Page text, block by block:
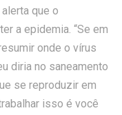
que o
a epidemia. “Se em
onde o vírus
diria no saneamento
se reproduzir em
isso é você